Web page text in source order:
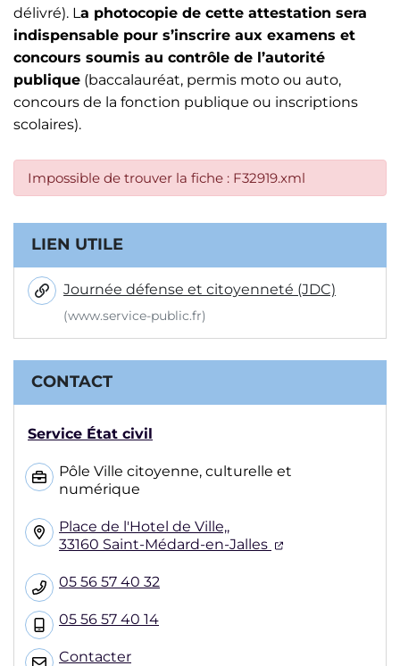
délivré). La photocopie de cette attestation sera
indispensable pour s’inscrire aux examens et
concours soumis au contrôle de l’autorité
publique (baccalauréat, permis moto ou auto,
concours de la fonction publique ou inscriptions
scolaires).
Impossible de trouver la fiche : F32919.xml
Informations complémentaires
LIEN UTILE
Journée défense et citoyenneté (JDC)
(www.service-public.fr)
CONTACT
Service État civil
Pôle Ville citoyenne, culturelle et
numérique
Place de l'Hotel de Ville,,
33160 Saint-Médard-en-Jalles
(ouverture
05 56 57 40 32
05 56 57 40 14
Contacter